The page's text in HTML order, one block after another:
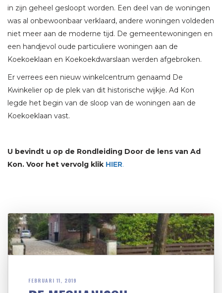
in zijn geheel gesloopt worden. Een deel van de woningen
was al onbewoonbaar verklaard, andere woningen voldeden
niet meer aan de moderne tijd. De gemeentewoningen en
een handjevol oude particuliere woningen aan de
Koekoeklaan en Koekoekdwarslaan werden afgebroken.
Er verrees een nieuw winkelcentrum genaamd De
Kwinkelier op de plek van dit historische wijkje. Ad Kon
legde het begin van de sloop van de woningen aan de
Koekoeklaan vast.
U bevindt u op de Rondleiding Door de lens van Ad
Kon. Voor het vervolg klik HIER.
FEBRUARI 11, 2019